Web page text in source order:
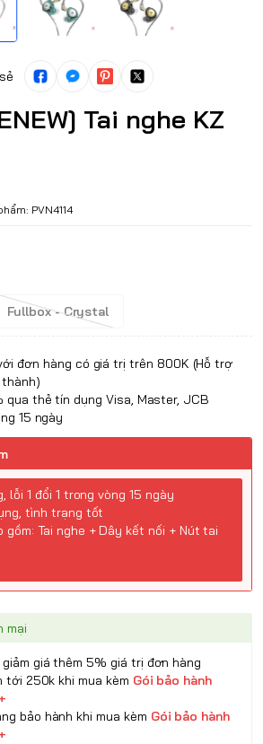
Tai nghe KZ
PVN4114
Fullbox - Crystal
đơn hàng có giá trị trên 800K (Hỗ trợ
qua thẻ tín dụng Visa, Master, JCB
15 ngày
lỗi 1 đổi 1 trong vòng 15 ngày
tình trạng tốt
gồm: Tai nghe + Dây kết nối + Nút tai
mại
giảm giá thêm 5% giá trị đơn hàng
tới 250k khi mua kèm Gói bảo hành
bảo hành khi mua kèm Gói bảo hành